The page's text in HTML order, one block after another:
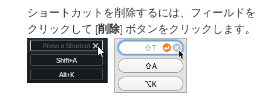
ショートカットを削除するには、フィールドを
クリックして [削除] ボタンをクリックします。